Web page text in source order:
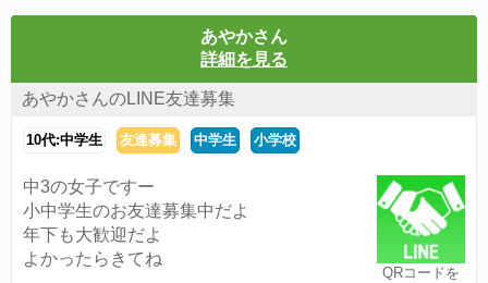
あやかさん
詳細を見る
あやかさんのLINE友達募集
10代:中学生 友達募集 中学生 小学校
QRコードを
中3の女子ですー
小中学生のお友達募集中だよ
年下も大歓迎だよ
よかったらきてね